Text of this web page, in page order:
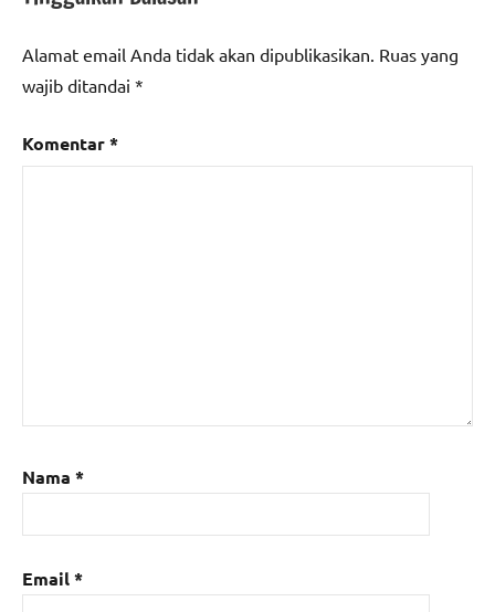
Alamat email Anda tidak akan dipublikasikan. Ruas yang
wajib ditandai *
Komentar*
Nama *
Email*